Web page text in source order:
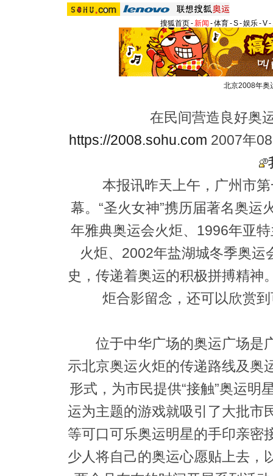
搜狐首页-新闻 -体育-S-娱乐-V-
北京2008年奥
在民间营造良好奥
https://2008.sohu.com 2007年
本报讯昨天上午，广州市第
幕。“圣火女神”携历届著名奥
年雅典奥运会火炬、1996年亚
火炬、2002年盐湖城冬季奥运
史，传递着奥运的积极拼搏精神
炬合影留念，还可以欣赏
位于中华广场的奥运广场是
示北京奥运火炬的传递路线及奥
形式，为市民提供“接触”奥运明
运为主题的游戏就吸引了大批市
等可口可乐奥运明星的手印亲密
少人将自己的奥运心愿贴上去，